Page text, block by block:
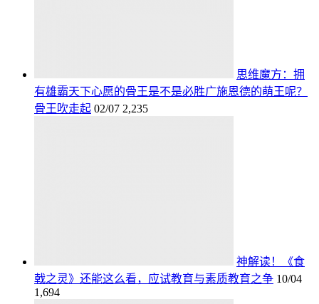
思维魔方：拥
有雄霸天下心愿的骨王是不是必胜广施恩德的萌王呢？
骨王吹走起 02/07 2,235
神解读！《食
戟之灵》还能这么看，应试教育与素质教育之争 10/04
1,694